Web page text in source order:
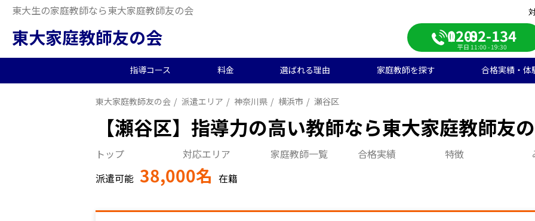
東大生の家庭教師なら東大家庭教師友の会
東大家庭教師友の会 0120-082-134
平日 11:00 - 19:30
指導コース
中学受験/塾対策 高校受験
中高一貫校向け
小学生向け
中学生向け
大学生向け
社会人向け 帰国子女向け
料金
料金概要 小学生のご料金
料金シミュレーション
夏期短期コース
選ばれる理由
当会の特徴 オンライン自習室
理念
家庭教師を探す
東大生の教師を探す 派遣エリアから探す
合格実績・体
2026年度合格実績 中学受験の合格実績
合格体験記
生徒様の声 ご家庭様インタビュー
東大家庭教師友の会 派遣エリア 神奈川県 横浜市 瀬谷区
【瀬谷区】指導力の高い教師なら東大家庭教師友
トップ 対応エリア 家庭教師一覧 合格実績 特徴
派遣可能 38,000名 在籍